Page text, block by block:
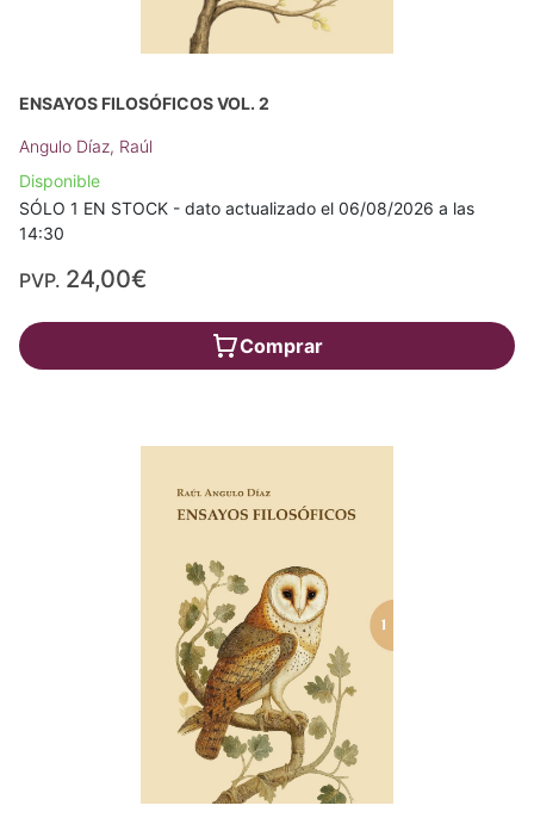
ENSAYOS FILOSÓFICOS VOL. 2
Angulo Díaz, Raúl
Disponible
SÓLO 1 EN STOCK - dato actualizado el 06/08/2026 a las
14:30
PVP. 24,00€
Comprar